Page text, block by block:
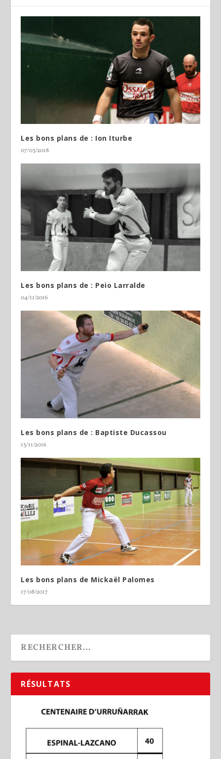
Les bons plans de : Ion Iturbe
07/03/2018
Les bons plans de : Peio Larralde
04/11/2016
Les bons plans de : Baptiste Ducassou
13/11/2016
Les bons plans de Mickaël Palomes
17/08/2017
RÉSULTATS